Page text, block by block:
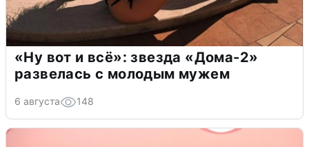
«Ну вот и всё»: звезда «Дома-2»
развелась с молодым мужем
6 августа 148